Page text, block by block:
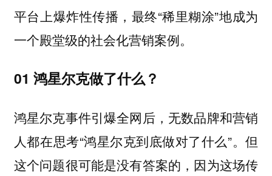
平台上爆炸性传播，最终“稀里糊涂”地成为
一个殿堂级的社会化营销案例。
01 鸿星尔克做了什么？
鸿星尔克事件引爆全网后，无数品牌和营销
人都在思考“鸿星尔克到底做对了什么”。但
这个问题很可能是没有答案的，因为这场传